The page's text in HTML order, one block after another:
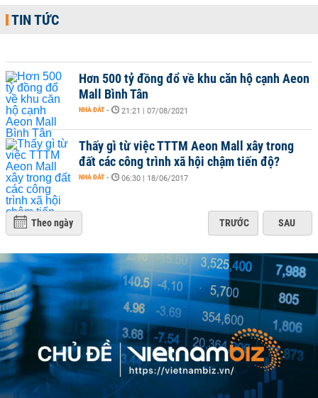
TIN TỨC
Hơn 500 tỷ đồng đổ về khu căn hộ cạnh Aeon
Mall Bình Tân
NHÀ ĐẤT - 21:21 | 07/08/2021
Thấy gì từ việc TTTM Aeon Mall xây trong
đất các công trình xã hội chậm tiến độ?
NHÀ ĐẤT - 06:30 | 18/06/2017
Theo ngày TRƯỚC SAU